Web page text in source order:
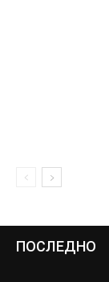
ПОСЛЕДНО